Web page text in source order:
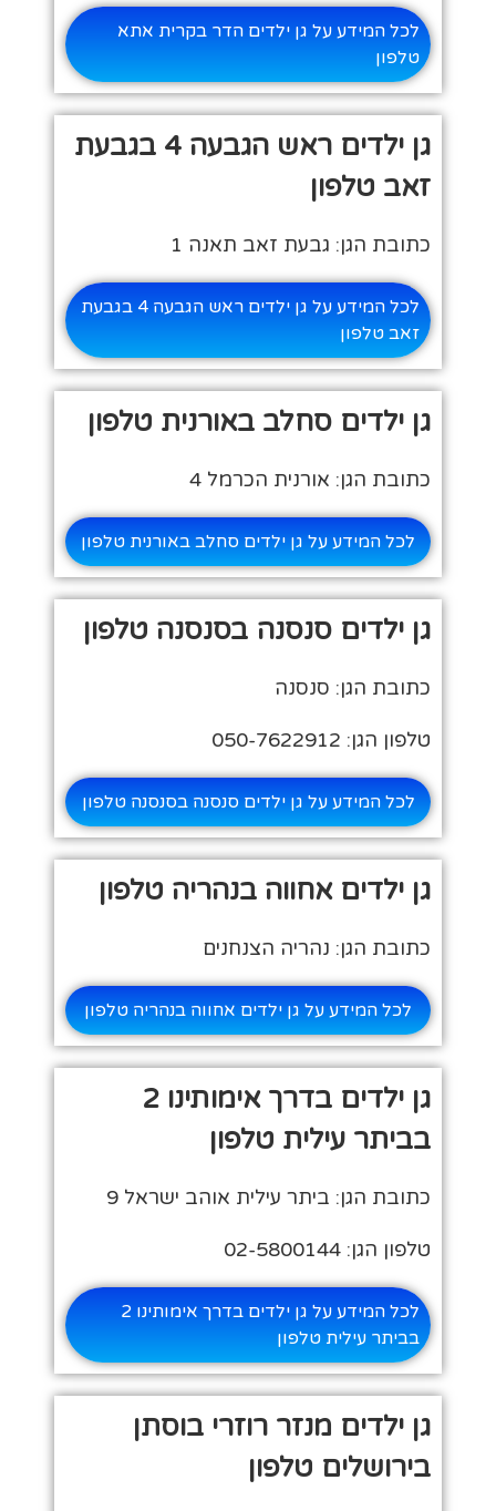
לכל המידע על גן ילדים הדר בקרית אתא
טלפון
גן ילדים ראש הגבעה 4 בגבעת
זאב טלפון
כתובת הגן: גבעת זאב תאנה 1
לכל המידע על גן ילדים ראש הגבעה 4 בגבעת
זאב טלפון
גן ילדים סחלב באורנית טלפון
כתובת הגן: אורנית הכרמל 4
לכל המידע על גן ילדים סחלב באורנית טלפון
גן ילדים סנסנה בסנסנה טלפון
כתובת הגן: סנסנה
טלפון הגן: 050-7622912
לכל המידע על גן ילדים סנסנה בסנסנה טלפון
גן ילדים אחווה בנהריה טלפון
כתובת הגן: נהריה הצנחנים
לכל המידע על גן ילדים אחווה בנהריה טלפון
גן ילדים בדרך אימותינו 2
בביתר עילית טלפון
כתובת הגן: ביתר עילית אוהב ישראל 9
טלפון הגן: 02-5800144
לכל המידע על גן ילדים בדרך אימותינו 2
בביתר עילית טלפון
גן ילדים מנזר רוזרי בוסתן
בירושלים טלפון